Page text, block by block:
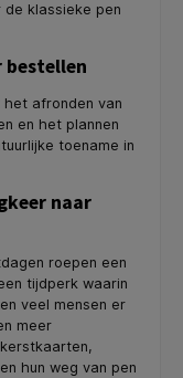
klassieke pen
bestellen
afronden van
en het plannen
toename in
naar
roepen een
tijdperk waarin
veel mensen er
meer
hun weg van pen